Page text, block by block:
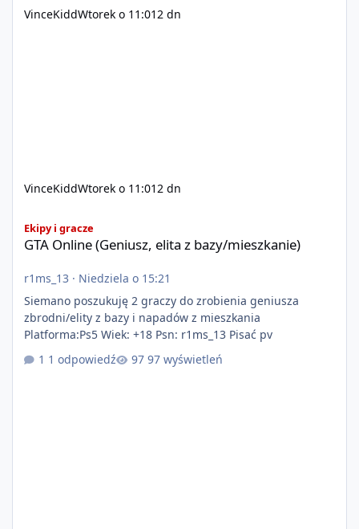
VinceKiddWtorek o 11:01 2 dn
VinceKiddWtorek o 11:01 2 dn
Ekipy i gracze
GTA Online (Geniusz, elita z bazy/mieszkanie)
r1ms_13 · Niedziela o 15:21
Siemano poszukuję 2 graczy do zrobienia geniusza
zbrodni/elity z bazy i napadów z mieszkania
Platforma:Ps5 Wiek: +18 Psn: r1ms_13 Pisać pv
1 odpowiedź
97 wyświetleń